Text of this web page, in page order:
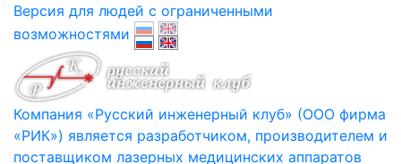
Версия для людей с ограниченными
возможностями
Компания «Русский инженерный клуб» (ООО фирма
«РИК») является разработчиком, производителем и
поставщиком лазерных медицинских аппаратов